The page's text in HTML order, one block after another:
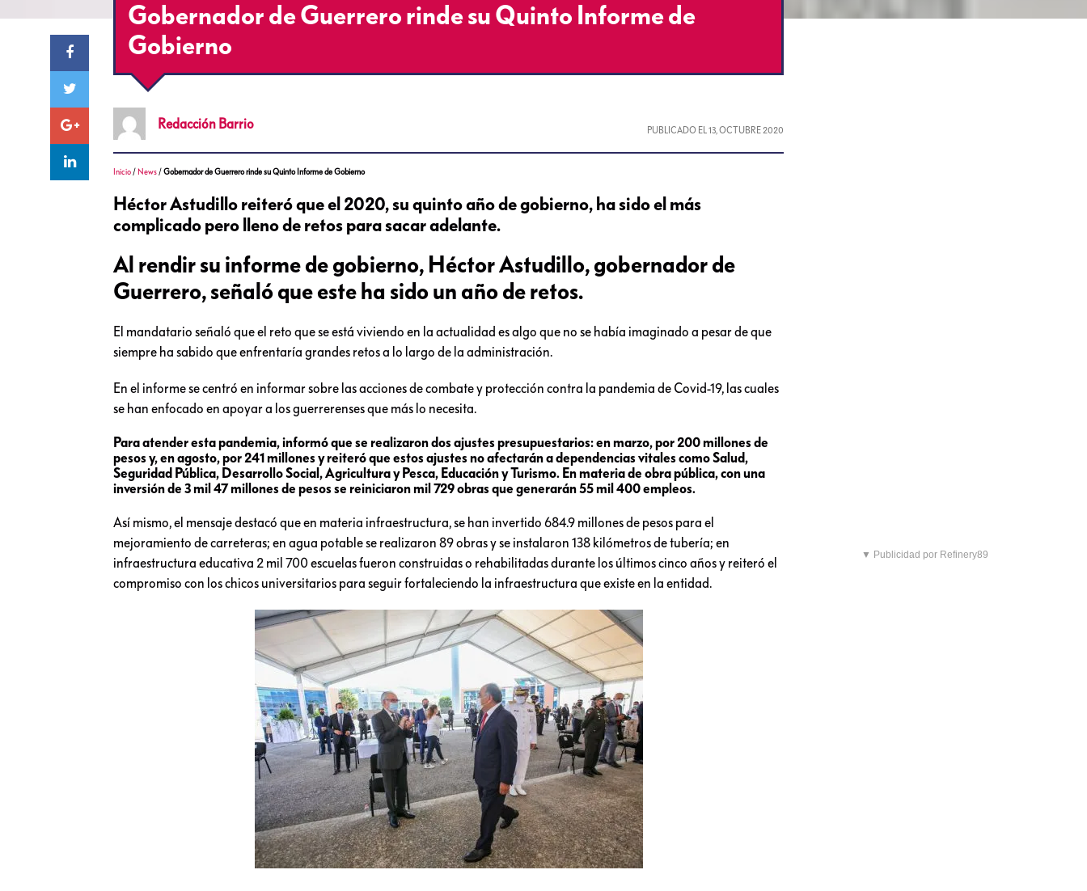
Gobernador de Guerrero rinde su Quinto Informe de
Gobierno
Redacción Barrio PUBLICADO EL13, OCTUBRE 2020
Inicio / News /Gobernador de Guerrero rinde su Quinto Informe de Gobierno
Héctor Astudillo reiteró que el 2020, su quinto año de gobierno, ha sido el más
complicado pero lleno de retos para sacar adelante.
Al rendir su informe de gobierno, Héctor Astudillo, gobernador de
Guerrero, señaló que este ha sido un año de retos.
El mandatario señaló que el reto que se está viviendo en la actualidad es algo que no se había imaginado a pesar de que
siempre ha sabido que enfrentaría grandes retos a lo largo de la administración.
En el informe se centró en informar sobre las acciones de combate y protección contra la pandemia de Covid-19, las cuales
se han enfocado en apoyar a los guerrerenses que más lo necesita.
Para atender esta pandemia, informó que se realizaron dos ajustes presupuestarios: en marzo, por 200 millones de
pesos y, en agosto, por 241 millones y reiteró que estos ajustes no afectarán a dependencias vitales como Salud,
Seguridad Pública, Desarrollo Social, Agricultura y Pesca, Educación y Turismo. En materia de obra pública, con una
inversión de 3 mil 47 millones de pesos se reiniciaron mil 729 obras que generarán 55 mil 400 empleos.
Así mismo, el mensaje destacó que en materia infraestructura, se han invertido 684.9 millones de pesos para el
mejoramiento de carreteras; en agua potable se realizaron 89 obras y se instalaron 138 kilómetros de tubería; en
infraestructura educativa 2 mil 700 escuelas fueron construidas o rehabilitadas durante los últimos cinco años y reiteró el
compromiso con los chicos universitarios para seguir fortaleciendo la infraestructura que existe en la entidad.
▼ Publicidad por Refinery89